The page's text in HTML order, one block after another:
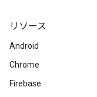
リソース
Android
Chrome
Firebase